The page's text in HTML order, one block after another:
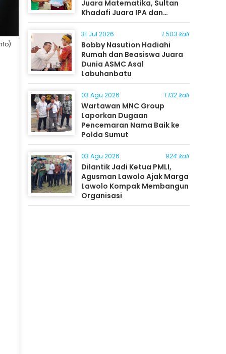
Juara Matematika, Sultan
Khadafi Juara IPA dan
Timothy Rangkuti Juara IPS
31 Jul 2026 1.503 kali
Bobby Nasution Hadiahi
Rumah dan Beasiswa Juara
Dunia ASMC Asal
Labuhanbatu
03 Agu 2026 1.132 kali
Wartawan MNC Group
Laporkan Dugaan
Pencemaran Nama Baik ke
Polda Sumut
03 Agu 2026 924 kali
Dilantik Jadi Ketua PMLI,
Agusman Lawolo Ajak Marga
Lawolo Kompak Membangun
Organisasi